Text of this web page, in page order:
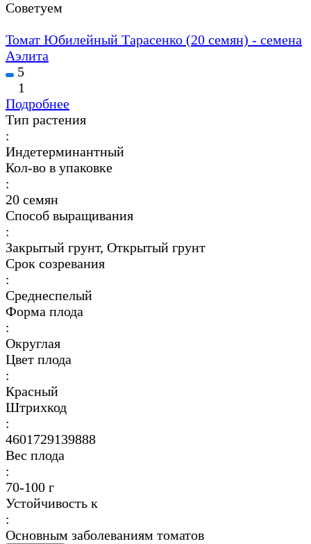
Советуем
Томат Юбилейный Тарасенко (20 семян) - семена
Аэлита
5
1
Подробнее
Тип растения
:
Индетерминантный
Кол-во в упаковке
:
20 семян
Способ выращивания
:
Закрытый грунт, Открытый грунт
Срок созревания
:
Среднеспелый
Форма плода
:
Округлая
Цвет плода
:
Красный
Штрихкод
:
4601729139888
Вес плода
:
70-100 г
Устойчивость к
:
Основным заболеваниям томатов